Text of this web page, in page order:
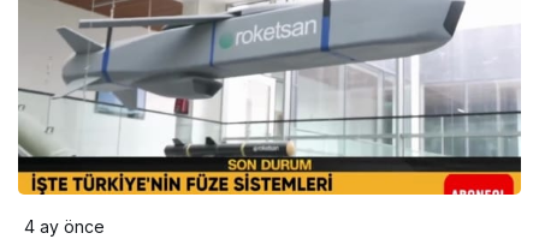
4 ay önce